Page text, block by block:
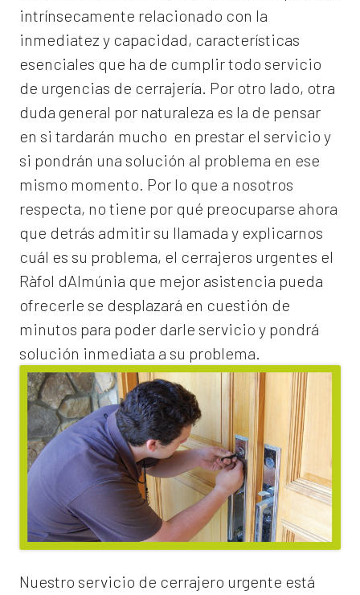
intrínsecamente relacionado con la
inmediatez y capacidad, características
esenciales que ha de cumplir todo servicio
de urgencias de cerrajería. Por otro lado, otra
duda general por naturaleza es la de pensar
en si tardarán mucho en prestar el servicio y
si pondrán una solución al problema en ese
mismo momento. Por lo que a nosotros
respecta, no tiene por qué preocuparse ahora
que detrás admitir su llamada y explicarnos
cuál es su problema, el cerrajeros urgentes el
Ràfol dAlmúnia que mejor asistencia pueda
ofrecerle se desplazará en cuestión de
minutos para poder darle servicio y pondrá
solución inmediata a su problema.
Nuestro servicio de cerrajero urgente está